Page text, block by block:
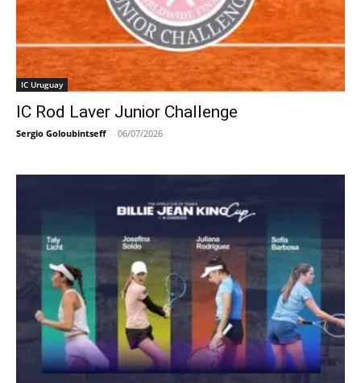
IC Uruguay
IC Rod Laver Junior Challenge
Sergio Goloubintseff - 06/07/2026